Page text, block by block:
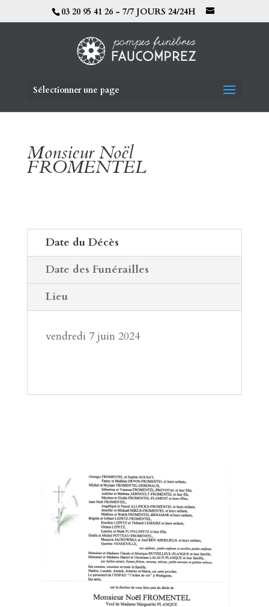
03 20 95 41 26 - 7/7 JOURS 24/24H
Sélectionner une page
Monsieur Noël
FROMENTEL
Date du Décès
Date des Funérailles
Lieu
vendredi 7 juin 2024